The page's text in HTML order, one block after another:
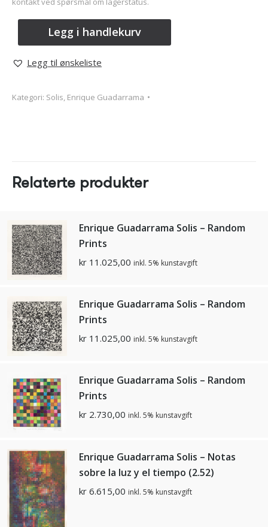
Legg i handlekurv
Legg til ønskeliste
Kategori: Solis, Enrique Guadarrama
Relaterte produkter
Enrique Guadarrama Solis – Random
Prints
kr 11.025,00 inkl. 5% kunstavgift
Enrique Guadarrama Solis – Random
Prints
kr 11.025,00 inkl. 5% kunstavgift
Enrique Guadarrama Solis – Random
Prints
kr 2.730,00 inkl. 5% kunstavgift
Enrique Guadarrama Solis – Notas
sobre la luz y el tiempo (2.52)
kr 6.615,00 inkl. 5% kunstavgift